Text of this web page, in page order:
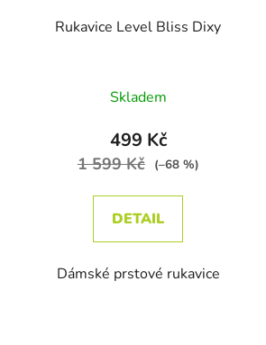
Rukavice Level Bliss Dixy
Skladem
499 Kč
1 599 Kč (–68 %)
DETAIL
Dámské prstové rukavice